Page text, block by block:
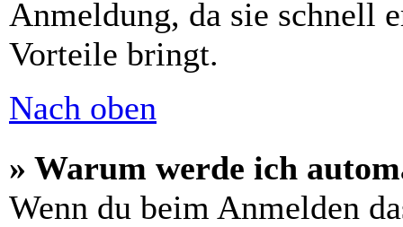
Anmeldung, da sie schnell
Vorteile bringt.
Nach oben
» Warum werde ich
Wenn du beim Anmelden